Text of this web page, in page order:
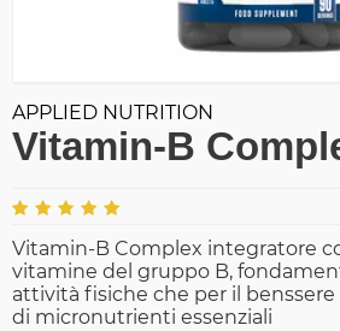
APPLIED NUTRITION
Vitamin-B
Vitamin-B Complex integratore
vitamine del gruppo B,
attività fisiche che per il
di micronutrienti essenziali